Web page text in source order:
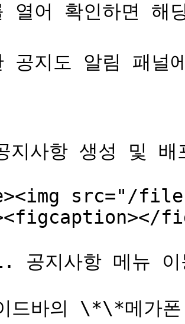
열어 확인하면 해
공지도 알림 패널
사항 생성 및 배
src="/files/
공지사항 메뉴 이
드바의 \*\*메가